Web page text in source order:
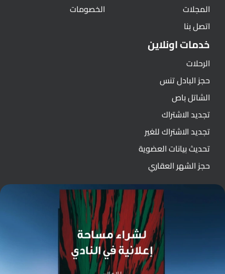
المجلات
اتصل بنا
الخصومات
خدمات اونلاين
الرحلات
حجز البادل تنس
الشاتل باص
تجديد الاشتراك
تجديد الاشتراك للغير
تحديث بيانات العضوية
حجز الشهر العقاري